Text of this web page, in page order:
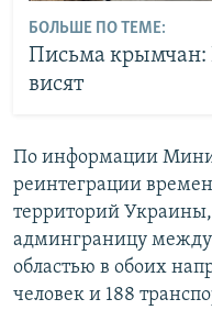
БОЛЬШЕ ПО ТЕМЕ:
Письма крымчан:
висят
По информации
реинтеграции
территорий Украины,
админграницу
областью в обоих
человек и 188